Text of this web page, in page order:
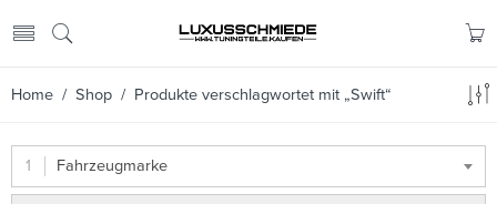
Home / Shop / Produkte verschlagwortet mit „Swift“
Fahrzeugmarke